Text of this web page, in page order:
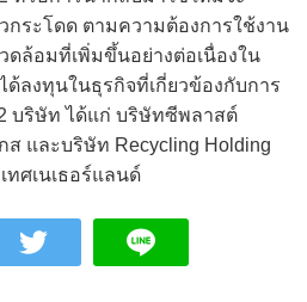
กระโดด ตามความต้องการใช้งาน
ล้อมที่เพิ่มขึ้นอย่างต่อเนื่องใน
ด้ลงทุนในธุรกิจที่เกี่ยวข้องกับการ
บริษัท ได้แก่ บริษัทซีพลาสต์
ส และบริษัท Recycling Holding
ทศเนเธอร์แลนด์